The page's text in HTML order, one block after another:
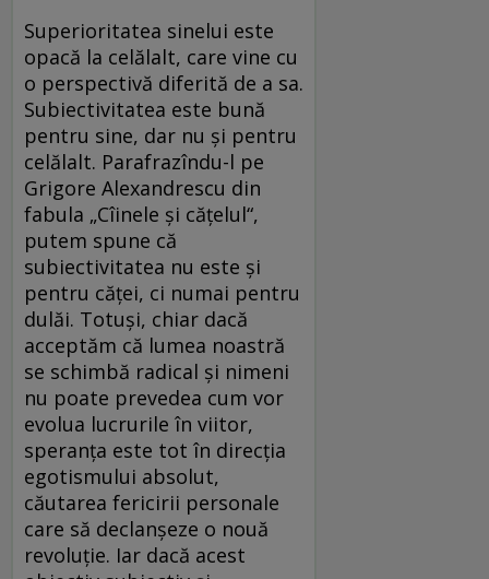
Superioritatea sinelui este
opacă la celălalt, care vine cu
o perspectivă diferită de a sa.
Subiectivitatea este bună
pentru sine, dar nu și pentru
celălalt. Parafrazîndu-l pe
Grigore Alexandrescu din
fabula „Cîinele și cățelul“,
putem spune că
subiectivitatea nu este și
pentru căței, ci numai pentru
dulăi. Totuși, chiar dacă
acceptăm că lumea noastră
se schimbă radical și nimeni
nu poate prevedea cum vor
evolua lucrurile în viitor,
speranța este tot în direcția
egotismului absolut,
căutarea fericirii personale
care să declanșeze o nouă
revoluție. Iar dacă acest